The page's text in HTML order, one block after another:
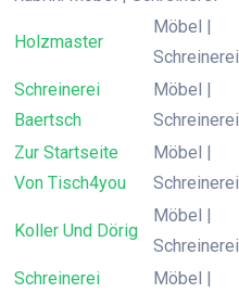
Holzmaster
Möbel |
Schreinerei
Schreinerei
Baertsch
Möbel |
Schreinerei
Zur Startseite
Von Tisch4you
Möbel |
Schreinerei
Koller Und Dörig
Möbel |
Schreinerei
Schreinerei
Möbel |